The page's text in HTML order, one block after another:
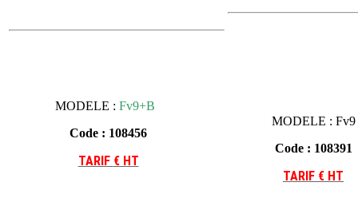
MODELE : Fv9+B
Code : 108456
TARIF € HT
MODELE : Fv9
Code : 108391
TARIF € HT